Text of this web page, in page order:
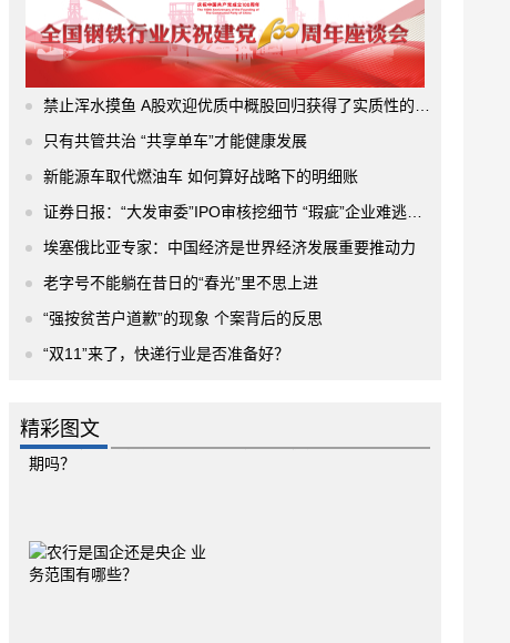
禁止浑水摸鱼 A股欢迎优质中概股回归获得了实质性的进展
只有共管共治 “共享单车”才能健康发展
新能源车取代燃油车 如何算好战略下的明细账
证券日报：“大发审委”IPO审核挖细节 “瑕疵”企业难逃法眼
埃塞俄比亚专家：中国经济是世界经济发展重要推动力
老字号不能躺在昔日的“春光”里不思上进
“强按贫苦户道歉”的现象 个案背后的反思
“双11”来了，快递行业是否准备好？
精彩图文